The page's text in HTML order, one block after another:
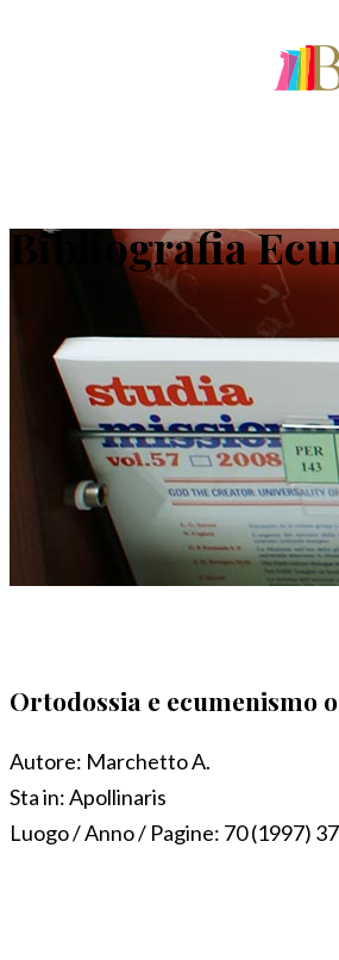
Bibliografia
Ortodossia e ecumenismo
Autore: Marchetto A.
Sta in:Apollinaris
Luogo / Anno / Pagine: 70 (1997)